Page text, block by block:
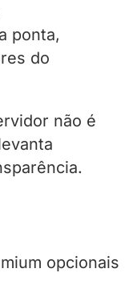
ponta,
do
não é
opcionais